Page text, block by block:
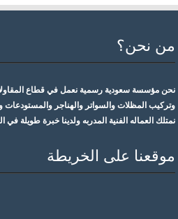
من نحن؟
نحن مؤسسة سعودية رسمية نعمل في قطاع
وتركيب المظلات والسواتر والهناجر
نمتلك العماله الفنية المدربه ولدينا خبرة طويلة في
موقعنا على الخريطة